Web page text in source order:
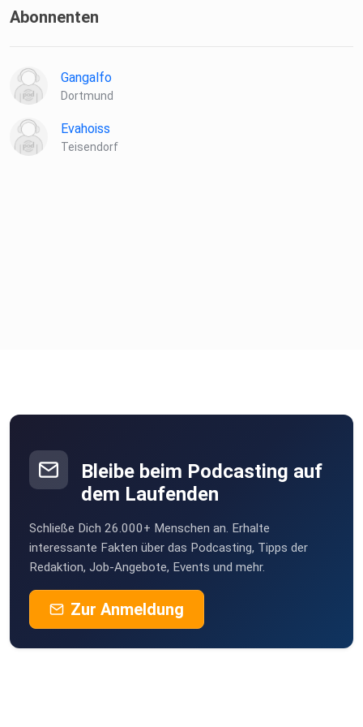
Abonnenten
Gangalfo
Dortmund
Evahoiss
Teisendorf
Bleibe beim Podcasting auf
dem Laufenden
Schließe Dich 26.000+ Menschen an. Erhalte
interessante Fakten über das Podcasting, Tipps der
Redaktion, Job-Angebote, Events und mehr.
Zur Anmeldung